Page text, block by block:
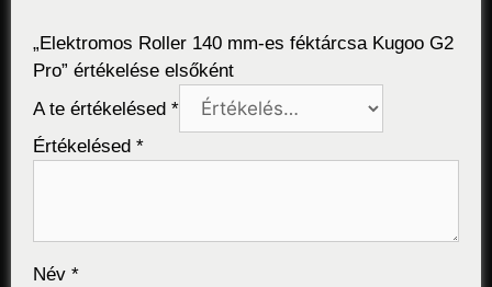
„Elektromos Roller 140 mm-es féktárcsa Kugoo G2
Pro” értékelése elsőként
A te értékelésed *
Értékelésed *
Név *